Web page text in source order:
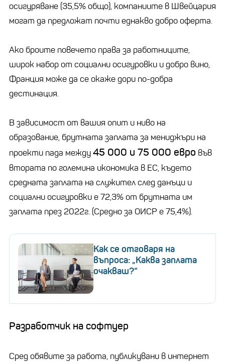
осигуряване (35,5% общо), компаниите в Швейцария
могат да предложат почти еднакво добро оферта.
Ако броите повечето права за работниците,
широк набор от социални осигуровки и добро вино,
Франция може да се окаже дори по-добра
дестинация.
В зависимост от вашия опит и ниво на
образование, брутната заплата за мениджъри на
проекти пада между45 000 и 75 000 евро във
втората по големина икономика в ЕС, където
средната заплата на служител след данъци и
социални осигуровки е 72,3% от брутната им
заплата през 2022г. (Средно за ОИСР е 75,4%).
Как се отговаря на
въпроса: „Каква заплата
очакваш?“
Разработчик на софтуер
Сред обявите за работа, публикувани в интернет